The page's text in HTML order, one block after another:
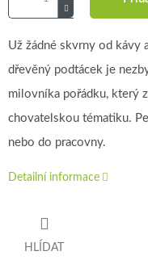
Už žádné skvrny od kávy
dřevěný podtácek je
milovníka pořádku, který
chovatelskou tématiku.
nebo do pracovny.
Detailní informace
HLÍDAT